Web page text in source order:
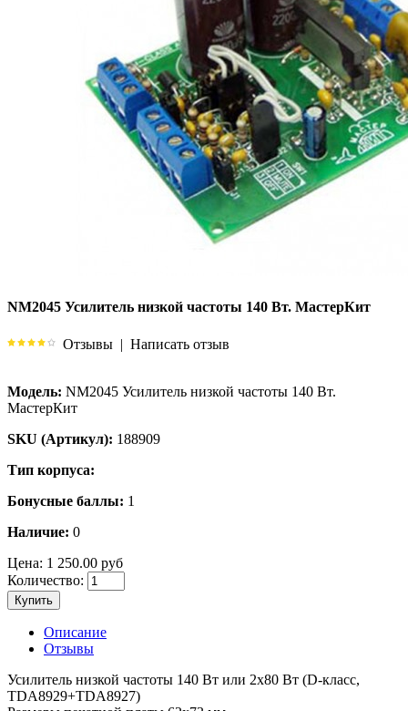
NM2045 Усилитель низкой частоты 140 Вт. МастерКит
Отзывы | Написать отзыв
Модель: NM2045 Усилитель низкой частоты 140 Вт.
МастерКит
SKU (Артикул): 188909
Тип корпуса:
Бонусные баллы: 1
Наличие: 0
Цена: 1 250.00 руб
Количество:
Купить
Описание
Отзывы
Усилитель низкой частоты 140 Вт или 2х80 Вт (D-класс,
TDA8929+TDA8927)